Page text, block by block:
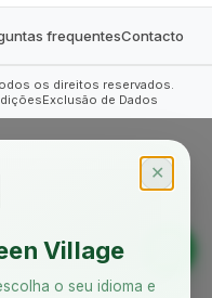
frequentesContacto
os direitos reservados.
Exclusão de Dados
✕
Village
o seu idioma e